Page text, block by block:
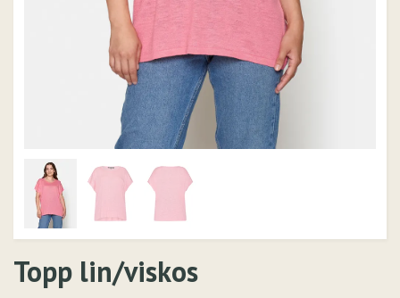
Topp lin/viskos